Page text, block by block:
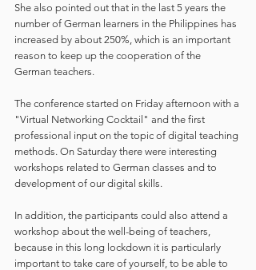
She also pointed out that in the last 5 years the
number of German learners in the Philippines has
increased by about 250%, which is an important
reason to keep up the cooperation of the
German teachers.
The conference started on Friday afternoon with a
"Virtual Networking Cocktail" and the first
professional input on the topic of digital teaching
methods. On Saturday there were interesting
workshops related to German classes and to
development of our digital skills.
In addition, the participants could also attend a
workshop about the well-being of teachers,
because in this long lockdown it is particularly
important to take care of yourself, to be able to